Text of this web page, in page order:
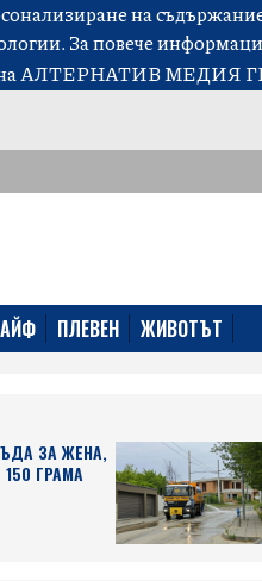
на
За повече
АЛТЕРНАТИВ МЕДИЯ
ПЛЕВЕН ЖИВОТЪТ
ЗА ЖЕНА,
ГРАМА